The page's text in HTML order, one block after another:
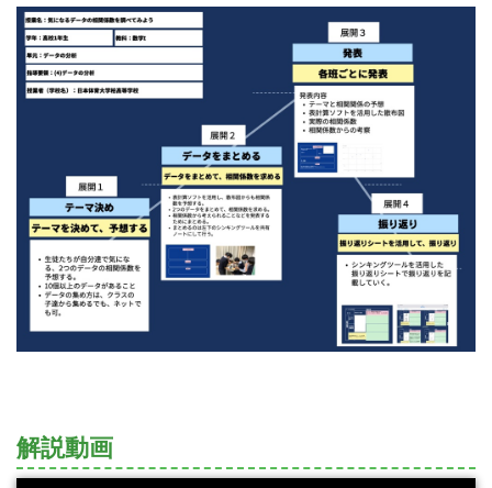
解説動画